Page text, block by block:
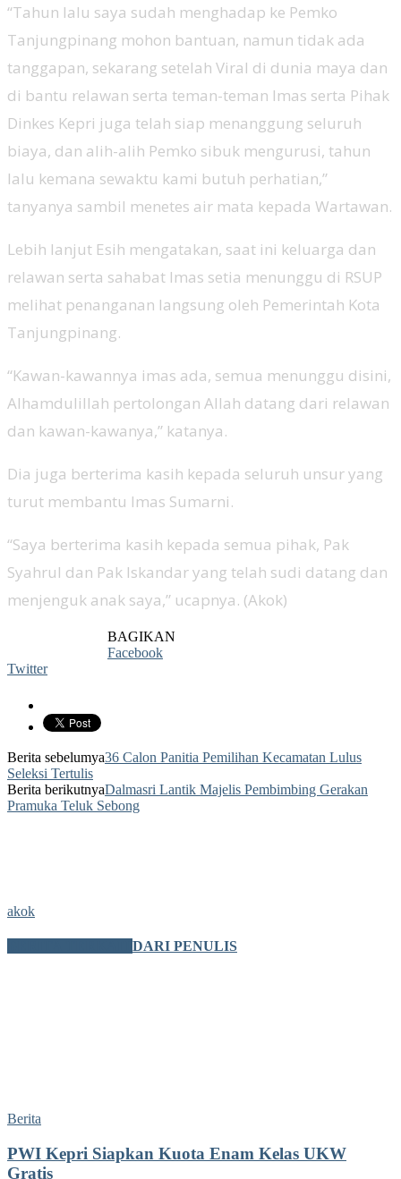
“Tahun lalu saya sudah menghadap ke Pemko
Tanjungpinang mohon bantuan, namun tidak ada
tanggapan, sekarang setelah Viral di dunia maya dan
di bantu relawan serta teman-teman Imas serta Pihak
Dinkes Kepri juga telah siap menanggung seluruh
biaya, dan alih-alih Pemko sibuk mengurusi, tahun
lalu kemana sewaktu kami butuh perhatian,”
tanyanya sambil menetes air mata kepada Wartawan.
Lebih lanjut Esih mengatakan, saat ini keluarga dan
relawan serta sahabat Imas setia menunggu di RSUP
melihat penanganan langsung oleh Pemerintah Kota
Tanjungpinang.
“Kawan-kawannya imas ada, semua menunggu disini,
Alhamdulillah pertolongan Allah datang dari relawan
dan kawan-kawanya,” katanya.
Dia juga berterima kasih kepada seluruh unsur yang
turut membantu Imas Sumarni.
“Saya berterima kasih kepada semua pihak, Pak
Syahrul dan Pak Iskandar yang telah sudi datang dan
menjenguk anak saya,” ucapnya. (Akok)
BAGIKAN
Facebook
Twitter
Berita sebelumya36 Calon Panitia Pemilihan Kecamatan Lulus
Seleksi Tertulis
Berita berikutnyaDalmasri Lantik Majelis Pembimbing Gerakan
Pramuka Teluk Sebong
akok
DARI PENULIS
Berita
PWI Kepri Siapkan Kuota Enam Kelas UKW
Gratis